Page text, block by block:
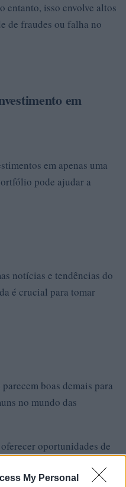
My Personal
entanto, isso envolve altos
de fraudes ou falha no
em
em apenas uma
pode ajudar a
notícias e tendências do
é crucial para tomar
boas demais para
no mundo das
oportunidades de
uma abordagem